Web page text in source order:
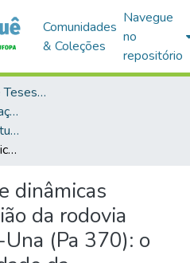
Comunidades
& Coleções
Navegue
no
repositório
Biblioteca Digital de Teses e Dissertações (BDTD)
Programa de Pós-Graduação em Sociedade, Natureza e Desenvolvimento (PPGSND)
Teses em Sociedade, Natureza e Desenvolvimento (Doutorado)
Uso do território e dinâmicas territoriais na região da rodovia Santarém-Curuá-Una (Pa 370): o exemplo da realidade da comunidade Boa Esperança
dinâmicas
da rodovia
(Pa 370): o